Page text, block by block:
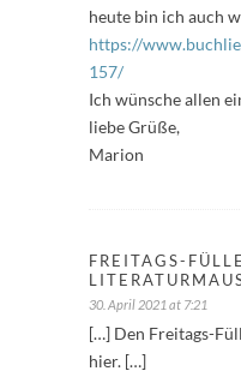
heute bin ich auch
https://
157/
Ich wünsche allen
liebe Grüße,
Marion
FREITAGS-
30. April 2021 at 7:21
[…] Den Freitags-
hier. […]